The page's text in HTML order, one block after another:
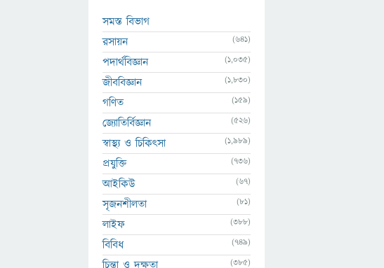
সমস্ত বিভাগ
রসায়ন
(641)
পদার্থবিজ্ঞান (1,035)
জীববিজ্ঞান (1,830)
গণিত (159)
জ্যোতির্বিজ্ঞান (526)
স্বাস্থ্য ও চিকিৎসা (1,989)
প্রযুক্তি (736)
আইকিউ (67)
সৃজনশীলতা (81)
লাইফ (388)
বিবিধ (749)
চিন্তা ও দক্ষতা (385)